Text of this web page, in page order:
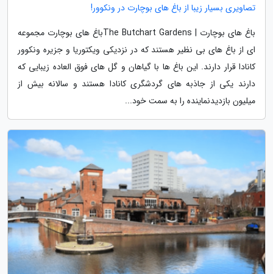
تصاویری بسیار زیبا از باغ های بوچارت در ونکوور!
باغ های بوچارت | The Butchart Gardensباغ های بوچارت مجموعه
ای از باغ های بی نظیر هستند که در نزدیکی ویکتوریا و جزیره ونکوور
کانادا قرار دارند. این باغ ها با گیاهان و گل های فوق العاده زیبایی که
دارند یکی از جاذبه های گردشگری کانادا هستند و سالانه بیش از
میلیون بازدیدنماینده را به سمت خود...